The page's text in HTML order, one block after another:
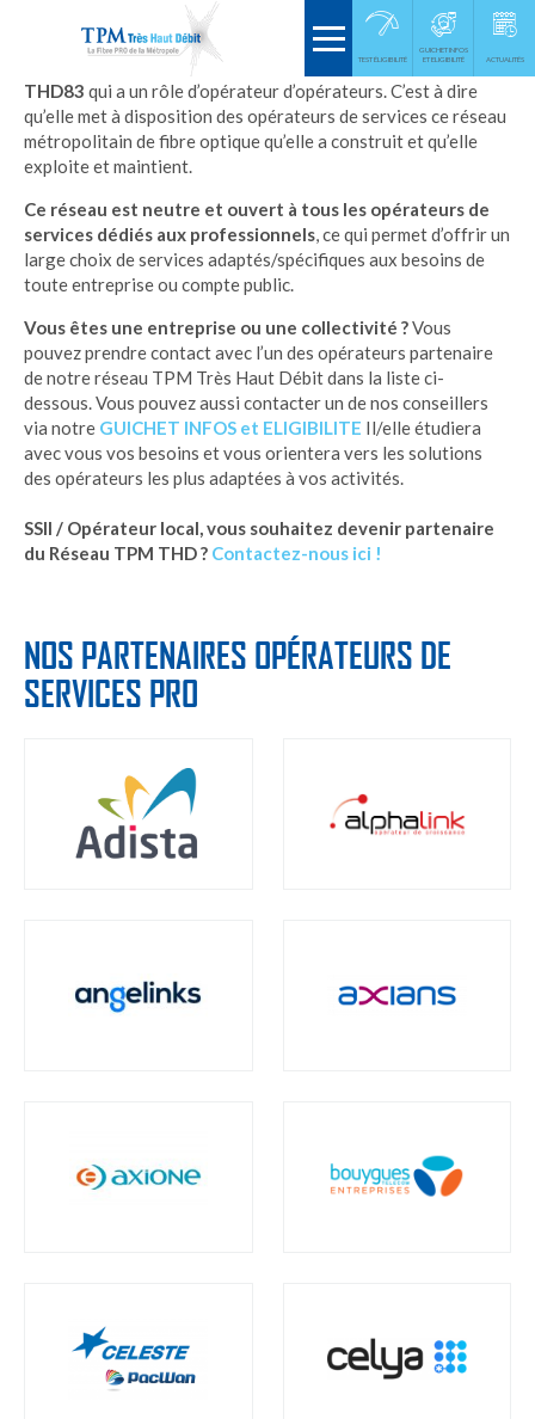
TPM Très Haut Débit est exploité par lasociété
THD83 qui a un rôle d’opérateur d’opérateurs. C’est à dire
qu’elle met à disposition des opérateurs de services ce réseau
métropolitain de fibre optique qu’elle a construit et qu’elle
exploite et maintient.
Ce réseau est neutre et ouvert à tous les opérateurs de
services dédiés aux professionnels, ce qui permet d’offrir un
large choix de services adaptés/spécifiques aux besoins de
toute entreprise ou compte public.
Vous êtes une entreprise ou une collectivité ?Vous
pouvez prendre contact avec l’un des opérateurs partenaire
de notre réseau TPM Très Haut Débit dans la liste ci-
dessous. Vous pouvez aussi contacter un de nos conseillers
via notre GUICHET INFOS et ELIGIBILITE Il/elle étudiera
avec vous vos besoins et vous orientera vers les solutions
des opérateurs les plus adaptées à vos activités.
SSII / Opérateur local, vous souhaitez devenir partenaire
du Réseau TPM THD ? Contactez-nous ici !
NOS PARTENAIRES OPÉRATEURS DE
SERVICES PRO
TEST ÉLIGIBILITÉ
GUICHET INFOS
ET ELIGIBILITÉ
ACTUALITÉS